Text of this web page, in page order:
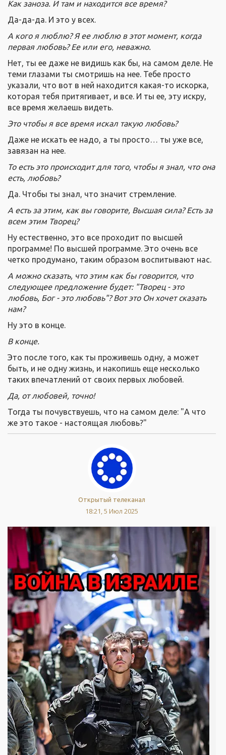
Как заноза. И там и находится все время?
Да-да-да. И это у всех.
А кого я люблю? Я ее люблю в этот момент, когда
первая любовь? Ее или его, неважно.
Нет, ты ее даже не видишь как бы, на самом деле. Не
теми глазами ты смотришь на нее. Тебе просто
указали, что вот в ней находится какая-то искорка,
которая тебя притягивает, и все. И ты ее, эту искру,
все время желаешь видеть.
Это чтобы я все время искал такую любовь?
Даже не искать ее надо, а ты просто… ты уже все,
завязан на нее.
То есть это происходит для того, чтобы я знал, что она
есть, любовь?
Да. Чтобы ты знал, что значит стремление.
А есть за этим, как вы говорите, Высшая сила? Есть за
всем этим Творец?
Ну естественно, это все проходит по высшей
программе! По высшей программе. Это очень все
четко продумано, таким образом воспитывают нас.
А можно сказать, что этим как бы говорится, что
следующее предложение будет: "Творец - это
любовь, Бог - это любовь"? Вот это Он хочет сказать
нам?
Ну это в конце.
В конце.
Это после того, как ты проживешь одну, а может
быть, и не одну жизнь, и накопишь еще несколько
таких впечатлений от своих первых любовей.
Да, от любовей, точно!
Тогда ты почувствуешь, что на самом деле: "А что
же это такое - настоящая любовь?"
Открытый телеканал
18:21, 5 Июл 2025